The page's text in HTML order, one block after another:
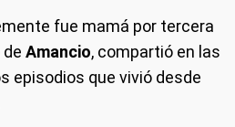
fue mamá por tercera
Amancio, compartió en las
episodios que vivió desde